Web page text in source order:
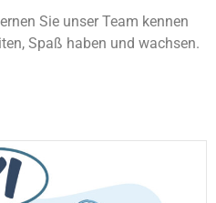
Sie unser Team kennen
Spaß haben und wachsen.